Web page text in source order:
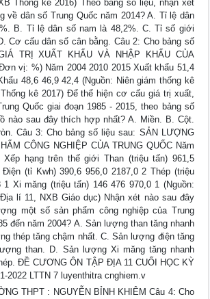
Thống kê 2016) Theo bảng số liệu, nhận xét
về dân số Trung Quốc năm 2014? A. Tỉ lệ dân
B. Tỉ lệ dân số nam là 48,2%. C. Tỉ số giới
Cơ cấu dân số cân bằng. Câu 2: Cho bảng số
TRỊ XUẤT KHẨU VÀ NHẬP KHẨU CỦA
vị: %) Năm 2004 2010 2015 Xuất khẩu 51,4
48,6 46,9 42,4 (Nguồn: Niên giám thống kê
kê 2017) Để thể hiện cơ cấu giá trị xuất,
Quốc giai đoạn 1985 - 2015, theo bảng số
nào sau đây thích hợp nhất? A. Miền. B. Cột.
Câu 3: Cho bảng số liệu sau: SẢN LƯỢNG
CÔNG NGHIỆP CỦA TRUNG QUỐC Năm
Xếp hạng trên thế giới Than (triệu tấn) 961,5
Điện (tỉ Kwh) 390,6 956,0 2187,0 2 Thép (triệu
1 Xi măng (triệu tấn) 146 476 970,0 1 (Nguồn:
lí 11, NXB Giáo dục) Nhận xét nào sau đây
một số sản phẩm công nghiệp của Trung
đến năm 2004? A. Sản lượng than tăng nhanh
thép tăng chậm nhất. C. Sản lượng điện tăng
than. D. Sản lượng Xi măng tăng nhanh
ĐỀ CƯƠNG ÔN TẬP ĐỊA 11 CUỐI HỌC KỲ
2022 LTTN 7 luyenthitra cnghiem.v
THPT : NGUYỄN BỈNH KHIÊM Câu 4: Cho